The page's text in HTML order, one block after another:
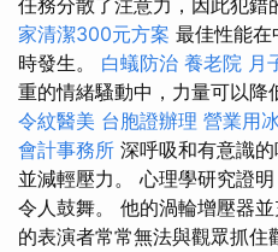
任務分散了注意力，因此犯錯
家清潔300元方案 最佳性能在
時發生。 白蟻防治 養老院 月
重的情緒騷動中，力量可以降
令紋醫美 台胞證辦理 營業用
會計事務所 深呼吸和有意識
並減輕壓力。 心理學研究證
令人鼓舞。 他的渦輪增壓器
的表演者常常無法與觀眾抓